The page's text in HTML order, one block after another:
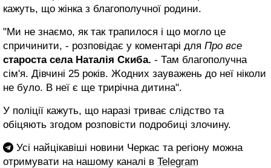
кажуть, що жінка з благополучної родини.
"Ми не знаємо, як так трапилося і що могло це
спричинити, - розповідає у коментарі для Про все
староста села Наталія Скиба. - Там благополучна
сім'я. Дівчині 25 років. Жодних зауважень до неї ніколи
не було. В неї є ще трирічна дитина".
У поліції кажуть, що наразі триває слідство та
обіцяють згодом розповісти подробиці злочину.
Усі найцікавіші новини Черкас та регіону можна
отримувати на нашому каналі в Telegram